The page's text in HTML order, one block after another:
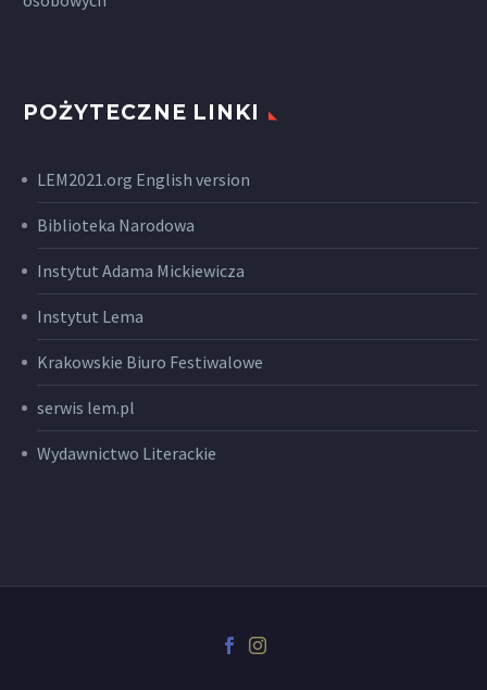
POŻYTECZNE LINKI
LEM2021.org English version
Biblioteka Narodowa
Instytut Adama Mickiewicza
Instytut Lema
Krakowskie Biuro Festiwalowe
serwis lem.pl
Wydawnictwo Literackie